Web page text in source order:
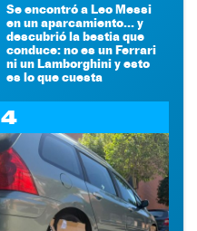
Se encontró a Leo Messi
en un aparcamiento... y
descubrió la bestia que
conduce: no es un Ferrari
ni un Lamborghini y esto
es lo que cuesta
4